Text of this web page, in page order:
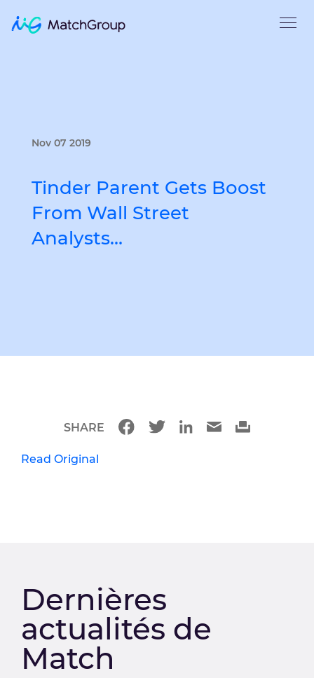
Nov 07 2019
Tinder Parent Gets Boost
From Wall Street
Analysts…
Read Original
SHARE
Dernières
actualités de
Match